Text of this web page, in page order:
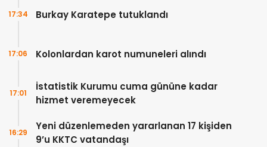
Burkay Karatepe tutuklandı
17:34
Kolonlardan karot numuneleri alındı
17:06
İstatistik Kurumu cuma gününe kadar
hizmet veremeyecek
17:01
Yeni düzenlemeden yararlanan 17 kişiden
9’u KKTC vatandaşı
16:29